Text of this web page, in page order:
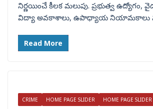
నిర్ణయించే కీలక మలుపు. ప్రభుత్వ ఉద్యోగం,
విద్యా అవకాశాలు, ఉపాధ్యాయ నియామకాలు
Read More
CRIME HOME PAGE SLIDER HOME PAGE SLIDER